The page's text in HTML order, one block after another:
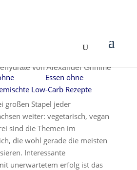
von Alexander Grimme
Essen ohne
Low-Carb Rezepte
großen Stapel jeder
weiter: vegetarisch, vegan
sind die Themen im
die wohl gerade die meisten
Interessante
unerwartetem erfolg ist das